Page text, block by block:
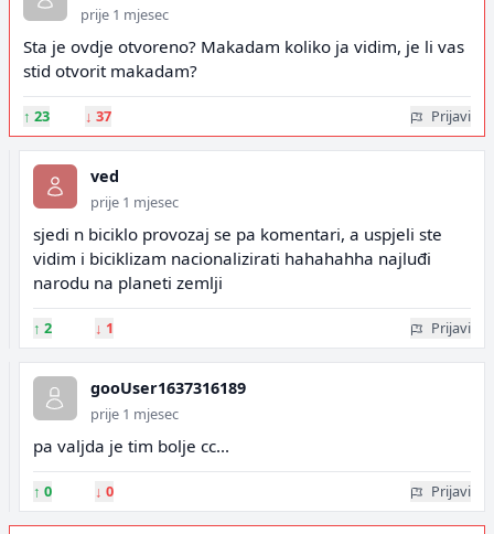
prije 1 mjesec
Sta je ovdje otvoreno? Makadam koliko ja vidim, je li vas
stid otvorit makadam?
↑ 23 ↓ 37 Prijavi
ved
prije 1 mjesec
sjedi n biciklo provozaj se pa komentari, a uspjeli ste
vidim i biciklizam nacionalizirati hahahahha najluđi
narodu na planeti zemlji
↑ 2 ↓ 1 Prijavi
gooUser1637316189
prije 1 mjesec
pa valjda je tim bolje cc...
↑ 0 ↓ 0 Prijavi